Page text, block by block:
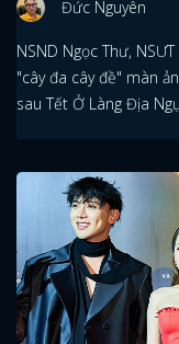
Đức Nguyên
NSND Ngọc Thư,
"cây đa cây đề" màn
sau Tết Ở Làng Địa